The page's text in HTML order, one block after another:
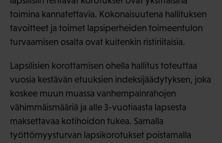
toimina kannatettavia. Kokonaisuutena hallituksen
tavoitteet ja toimet lapsiperheiden toimeentulon
turvaamisen osalta ovat kuitenkin ristiriitaisia.
Lapsilisien korottamisen ohella hallitus toteuttaa
vuosia kestävän etuuksien indeksijäädytyksen, joka
koskee muun muassa vanhempainrahojen
vähimmäismääriä ja alle 3-vuotiaasta lapsesta
maksettavaa kotihoidon tukea. Samalla
työttömyysturvan lapsikorotukset poistamalla